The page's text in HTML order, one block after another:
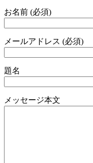
お名前 (必須)
メールアドレス (必須)
題名
メッセージ本文